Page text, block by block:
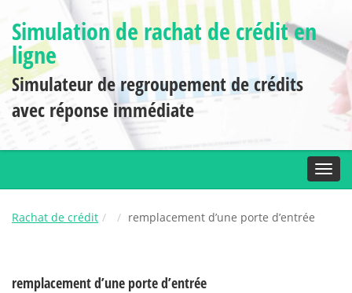
Simulation de rachat de crédit en
ligne
Simulateur de regroupement de crédits
avec réponse immédiate
Rachat de crédit remplacement d’une porte d’entrée
remplacement d’une porte d’entrée